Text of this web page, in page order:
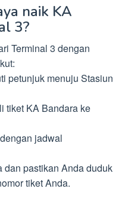
naik KA
3?
Terminal 3 dengan
petunjuk menuju Stasiun
tiket KA Bandara ke
jadwal
dan pastikan Anda duduk
tiket Anda.